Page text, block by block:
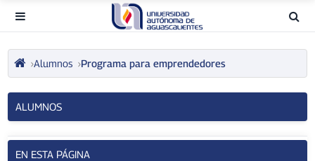
Alumnos Programa para emprendedores
ALUMNOS
EN ESTA PÁGINA